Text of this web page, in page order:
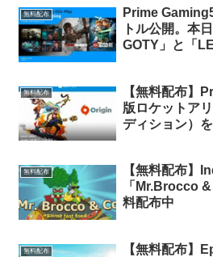
無料配布
Prime
トル公開。本
GOTY」と「
無料配布
【無料配布】
版ロケットア
ディション）
無料配布
【無料配布】
「Mr.Brocco
料配布中
無料配布
【無料配布】